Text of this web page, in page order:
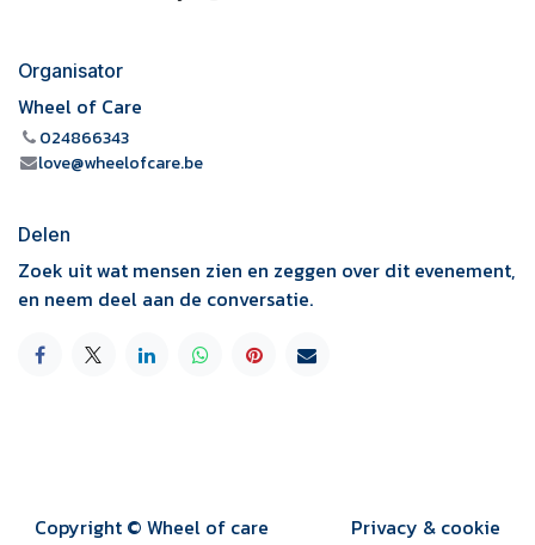
Organisator
Wheel of Care
024866343
love@wheelofcare.be
Delen
Zoek uit wat mensen zien en zeggen over dit evenement,
en neem deel aan de conversatie.
Copyright © Wheel of care Privacy & cookie